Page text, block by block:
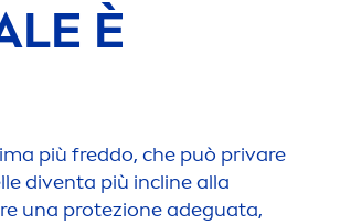
È
più freddo, che può privare
diventa più incline alla
una protezione adeguata,